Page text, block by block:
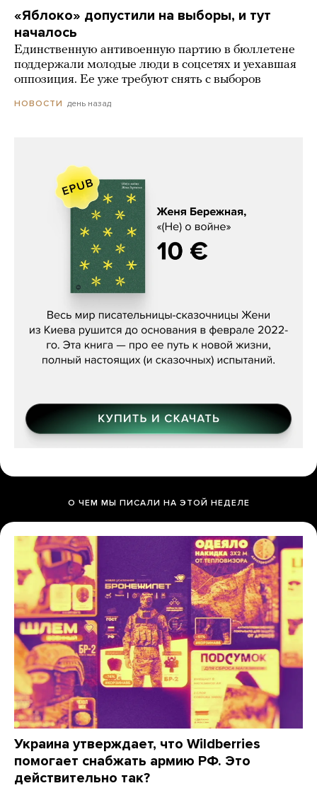
«Яблоко» допустили на выборы, и тут
началось
Единственную антивоенную партию в бюллетене
поддержали молодые люди в соцсетях и уехавшая
оппозиция. Ее уже требуют снять с выборов
НОВОСТИ день назад
Женя Бережная, «(Не) о войне»
О ЧЕМ МЫ ПИСАЛИ НА ЭТОЙ НЕДЕЛЕ
Украина утверждает, что Wildberries
помогает снабжать армию РФ. Это
действительно так?